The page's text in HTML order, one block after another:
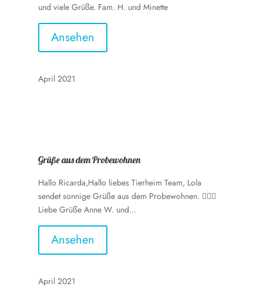
und viele Grüße. Fam. H. und Minette
Ansehen
April 2021
Grüße aus dem Probewohnen
Hallo Ricarda,Hallo liebes Tierheim Team, Lola
sendet sonnige Grüße aus dem Probewohnen. 🙋🏼‍♀️
Liebe Grüße Anne W. und...
Ansehen
April 2021